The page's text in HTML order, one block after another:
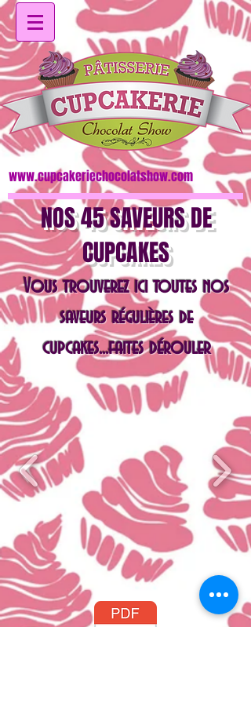
www.cupcakeriechocolatshow.com
NOS 45 SAVEURS DE
CUPCAKES
Vous trouverez ici toutes nos
saveurs régulières de
cupcakes...faites dérouler